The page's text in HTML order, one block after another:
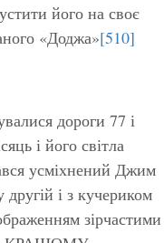
його на своє
«Доджа»[510]
дороги 77 і
і його світла
усміхнений Джим
і з кучериком
зірчастими